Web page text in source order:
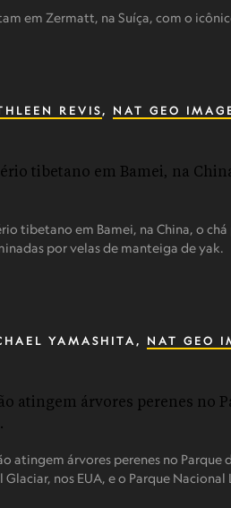
em Zermatt, na Suíça, com o
REVIS , NAT GEO
tibetano em Bamei, na China, o
por velas de manteiga de yak.
YAMASHITA, NAT GEO
atingem árvores perenes no
Glaciar, nos EUA, e o Parque